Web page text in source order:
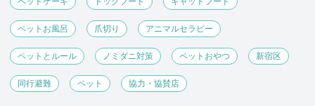
ペットお風呂 爪切り アニマルセラピー
ペットとルール ノミダニ対策 ペットおやつ 新宿区
同行避難 ペット 協力・協賛店